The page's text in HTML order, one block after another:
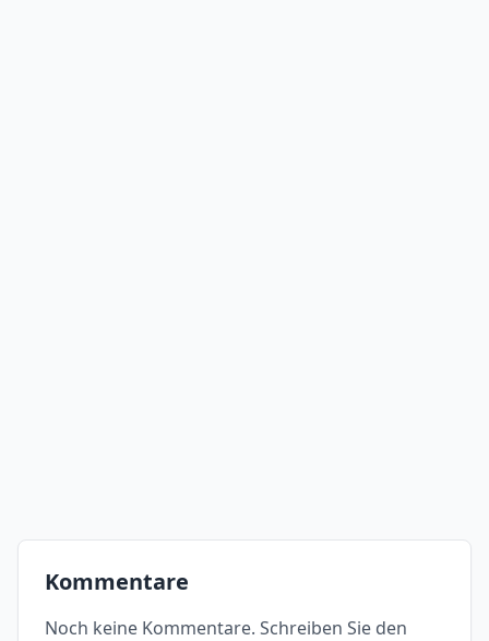
Kommentare
Noch keine Kommentare. Schreiben Sie den